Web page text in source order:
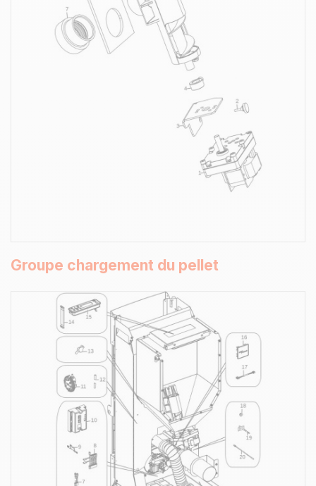
Groupe chargement du pellet